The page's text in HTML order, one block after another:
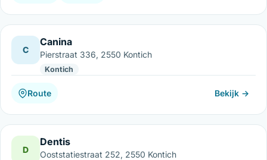
C
Canina
Pierstraat 336, 2550 Kontich
Kontich
Route Bekijk →
D
Dentis
Ooststatiestraat 252, 2550 Kontich